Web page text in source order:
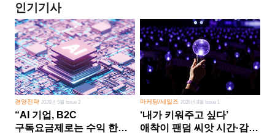
인기기사
경영전략 2026년 5월 Issue 2
“AI 기업, B2C
구독요금제로는 수익 한계
마케팅/세일즈 2026년 8월 Issue 1
‘내가 키워주고 싶다’
애착이 팬덤 씨앗 시간·감정